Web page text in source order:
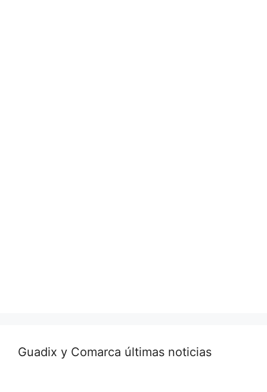
Guadix y Comarca últimas noticias